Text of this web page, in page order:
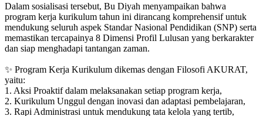
Dalam sosialisasi tersebut, Bu Diyah menyampaikan bahwa
program kerja kurikulum tahun ini dirancang komprehensif untuk
mendukung seluruh aspek Standar Nasional Pendidikan (SNP) serta
memastikan tercapainya 8 Dimensi Profil Lulusan yang berkarakter
dan siap menghadapi tantangan zaman.
✨ Program Kerja Kurikulum dikemas dengan Filosofi AKURAT,
yaitu:
1. Aksi Proaktif dalam melaksanakan setiap program kerja,
2. Kurikulum Unggul dengan inovasi dan adaptasi pembelajaran,
3. Rapi Administrasi untuk mendukung tata kelola yang tertib,